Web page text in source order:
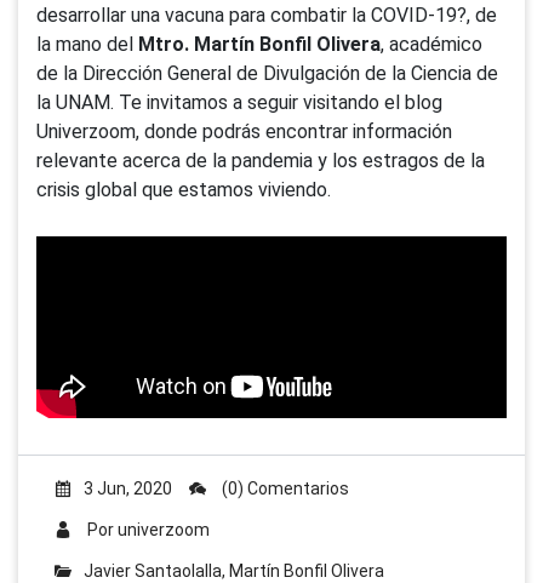
desarrollar una vacuna para combatir la COVID-19?, de
la mano del Mtro. Martín Bonfil Olivera, académico
de la Dirección General de Divulgación de la Ciencia de
la UNAM. Te invitamos a seguir visitando el blog
Univerzoom, donde podrás encontrar información
relevante acerca de la pandemia y los estragos de la
crisis global que estamos viviendo.
3 Jun, 2020 (0) Comentarios
Poruniverzoom
Javier Santaolalla, Martín Bonfil Olivera